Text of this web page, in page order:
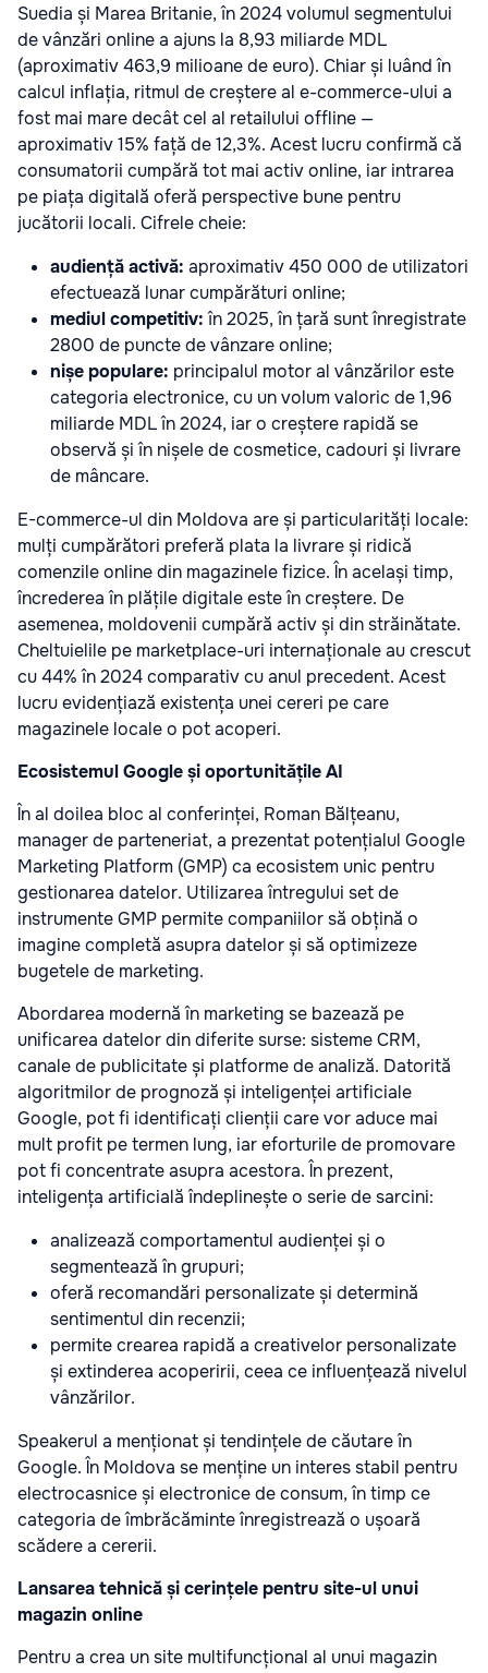
Suedia și Marea Britanie, în 2024 volumul segmentului
de vânzări online a ajuns la 8,93 miliarde MDL
(aproximativ 463,9 milioane de euro). Chiar și luând în
calcul inflația, ritmul de creștere al e-commerce-ului a
fost mai mare decât cel al retailului offline —
aproximativ 15% față de 12,3%. Acest lucru confirmă că
consumatorii cumpără tot mai activ online, iar intrarea
pe piața digitală oferă perspective bune pentru
jucătorii locali. Cifrele cheie:
audiență activă: aproximativ 450 000 de utilizatori
efectuează lunar cumpărături online;
mediul competitiv:în 2025, în țară sunt înregistrate
2800 de puncte de vânzare online;
nișe populare: principalul motor al vânzărilor este
categoria electronice, cu un volum valoric de 1,96
miliarde MDL în 2024, iar o creștere rapidă se
observă și în nișele de cosmetice, cadouri și livrare
de mâncare.
E-commerce-ul din Moldova are și particularități locale:
mulți cumpărători preferă plata la livrare și ridică
comenzile online din magazinele fizice. În același timp,
încrederea în plățile digitale este în creștere. De
asemenea, moldovenii cumpără activ și din străinătate.
Cheltuielile pe marketplace-uri internaționale au crescut
cu 44% în 2024 comparativ cu anul precedent. Acest
lucru evidențiază existența unei cereri pe care
magazinele locale o pot acoperi.
Ecosistemul Google și oportunitățile AI
În al doilea bloc al conferinței, Roman Bălțeanu,
manager de parteneriat, a prezentat potențialul Google
Marketing Platform (GMP) ca ecosistem unic pentru
gestionarea datelor. Utilizarea întregului set de
instrumente GMP permite companiilor să obțină o
imagine completă asupra datelor și să optimizeze
bugetele de marketing.
Abordarea modernă în marketing se bazează pe
unificarea datelor din diferite surse: sisteme CRM,
canale de publicitate și platforme de analiză. Datorită
algoritmilor de prognoză și inteligenței artificiale
Google, pot fi identificați clienții care vor aduce mai
mult profit pe termen lung, iar eforturile de promovare
pot fi concentrate asupra acestora. În prezent,
inteligența artificială îndeplinește o serie de sarcini:
analizează comportamentul audienței și o
segmentează în grupuri;
oferă recomandări personalizate și determină
sentimentul din recenzii;
permite crearea rapidă a creativelor personalizate
și extinderea acoperirii, ceea ce influențează nivelul
vânzărilor.
Speakerul a menționat și tendințele de căutare în
Google. În Moldova se menține un interes stabil pentru
electrocasnice și electronice de consum, în timp ce
categoria de îmbrăcăminte înregistrează o ușoară
scădere a cererii.
Lansarea tehnică și cerințele pentru site-ul unui
magazin online
Pentru a crea un site multifuncțional al unui magazin